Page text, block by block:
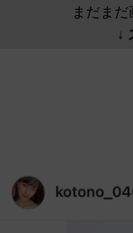
まだまだ
↓